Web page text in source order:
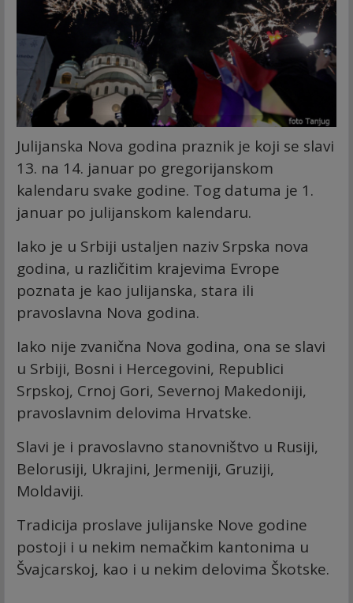
Julijanska Nova godina praznik je koji se slavi
13. na 14. januar po gregorijanskom
kalendaru svake godine. Tog datuma je 1.
januar po julijanskom kalendaru.
Iako je u Srbiji ustaljen naziv Srpska nova
godina, u različitim krajevima Evrope
poznata je kao julijanska, stara ili
pravoslavna Nova godina.
Iako nije zvanična Nova godina, ona se slavi
u Srbiji, Bosni i Hercegovini, Republici
Srpskoj, Crnoj Gori, Severnoj Makedoniji,
pravoslavnim delovima Hrvatske.
Slavi je i pravoslavno stanovništvo u Rusiji,
Belorusiji, Ukrajini, Jermeniji, Gruziji,
Moldaviji.
Tradicija proslave julijanske Nove godine
postoji i u nekim nemačkim kantonima u
Švajcarskoj, kao i u nekim delovima Škotske.